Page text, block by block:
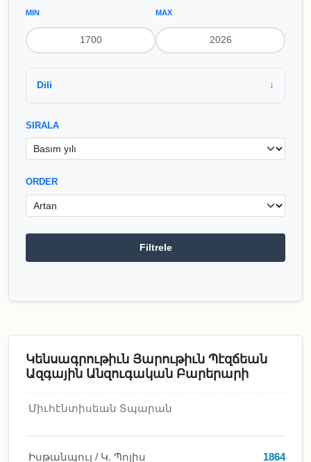
MIN MAX
Dili
SIRALA
ORDER
Կենսագրութիւն Յարութիւն Պէզճեան
Ազգային Անզուգական Բարերարի
Միւհէնտիսեան Տպարան
Իսթանպուլ / Կ. Պոլիս 1864